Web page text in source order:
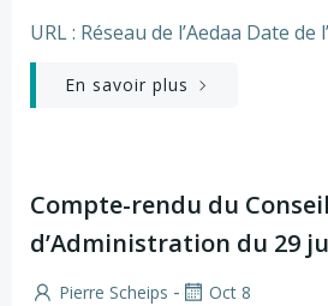
URL : Réseau de l’Aedaa Date
En savoir plus
Compte-rendu du Conseil
d’Administration du 29
Pierre Scheips - Oct 8